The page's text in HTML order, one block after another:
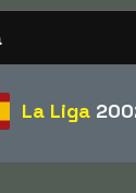
La Liga